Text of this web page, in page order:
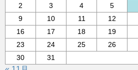
2
3 4 5
9
10 11 12
16
17 18 19
23
24 25 26
30
31